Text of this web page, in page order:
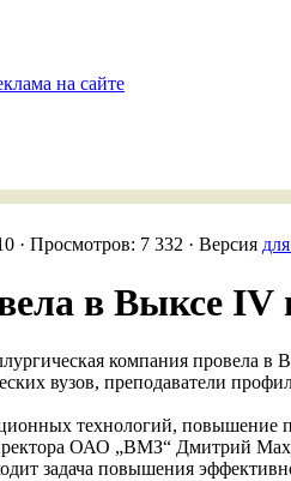
на сайте
· Просмотров: 7 332 · Версия
в Выксе IV
компания провела
вузов, преподаватели
технологий, повышение
ОАО „ВМЗ“ Дмитрий
задача повышения